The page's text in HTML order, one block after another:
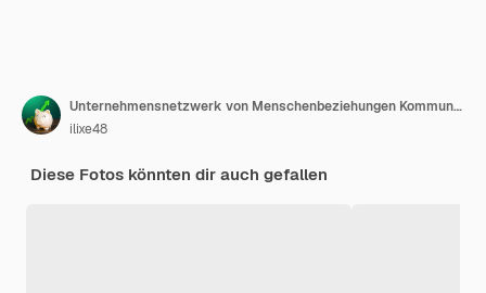
Unternehmensnetzwerk von Menschenbeziehungen Kommunikation und Interaktion in einem Unternehmen oder einer Gemeinschaft Gesellschaft und öffentliche Verbindungen Organisation der Arbeit an komplexen Projekten
ilixe48
Diese Fotos könnten dir auch gefallen